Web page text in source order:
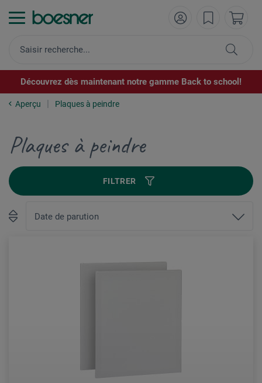
Découvrez dès maintenant notre gamme Back to school!
Aperçu Plaques à peindre
Plaques à peindre
FILTRER